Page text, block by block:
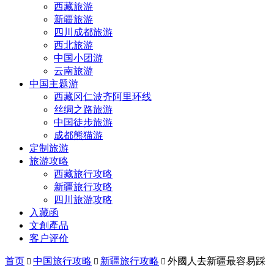
西藏旅游
新疆旅游
四川成都旅游
西北旅游
中国小团游
云南旅游
中国主题游
西藏冈仁波齐阿里环线
丝绸之路旅游
中国徒步旅游
成都熊猫游
定制旅游
旅游攻略
西藏旅行攻略
新疆旅行攻略
四川旅游攻略
入藏函
文創產品
客户评价
首页  中国旅行攻略  新疆旅行攻略  外國人去新疆最容易踩